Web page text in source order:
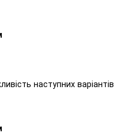
наступних варіантів